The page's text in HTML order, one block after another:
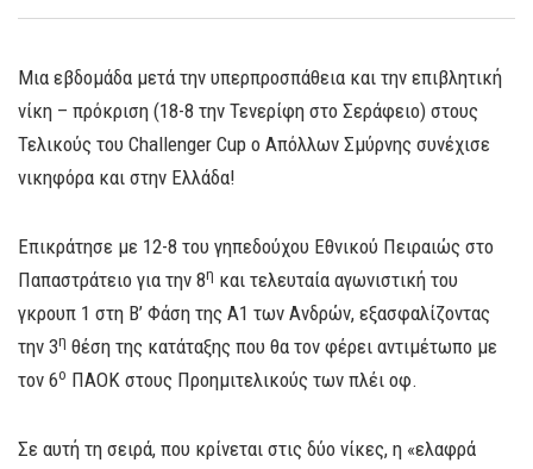
Μια εβδομάδα μετά την υπερπροσπάθεια και την επιβλητική
νίκη – πρόκριση (18-8 την Τενερίφη στο Σεράφειο) στους
Τελικούς του Challenger Cup ο Απόλλων Σμύρνης συνέχισε
νικηφόρα και στην Ελλάδα!
Επικράτησε με 12-8 του γηπεδούχου Εθνικού Πειραιώς στο
Παπαστράτειο για την 8η και τελευταία αγωνιστική του
γκρουπ 1 στη Β’ Φάση της Α1 των Ανδρών, εξασφαλίζοντας
την 3η θέση της κατάταξης που θα τον φέρει αντιμέτωπο με
τον 6ο ΠΑΟΚ στους Προημιτελικούς των πλέι οφ.
Σε αυτή τη σειρά, που κρίνεται στις δύο νίκες, η «ελαφρά